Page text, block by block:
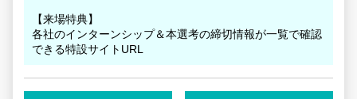
【来場特典】
各社のインターンシップ＆本選考の締切情報が一覧で確認
できる特設サイトURL